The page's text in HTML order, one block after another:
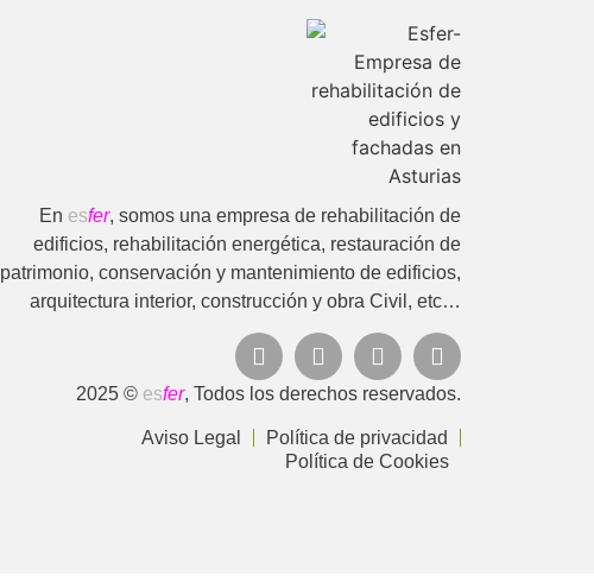
En esfer, somos una empresa de rehabilitación de
edificios, rehabilitación energética, restauración de
patrimonio, conservación y mantenimiento de edificios,
arquitectura interior, construcción y obra Civil, etc…
2025 © esfer, Todos los derechos reservados.
Aviso Legal
Política de privacidad
Política de Cookies